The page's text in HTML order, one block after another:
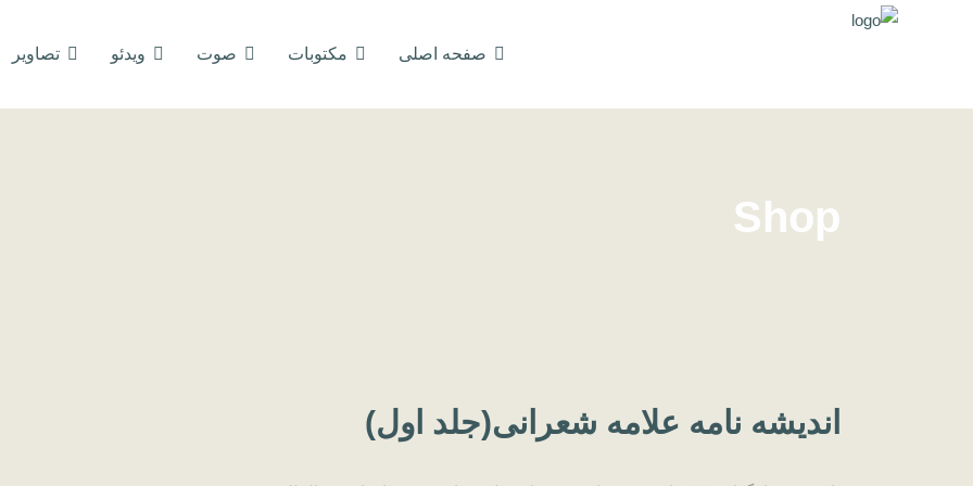
صفحه اصلی مکتوبات صوت ویدئو تصاویر
Shop
اندیشه نامه علامه شعرانی(جلد اول)